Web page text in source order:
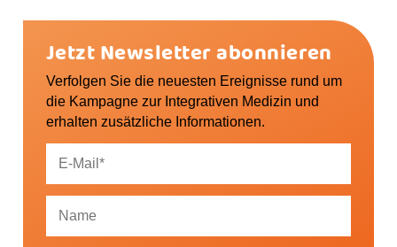
Jetzt Newsletter abonnieren
Verfolgen Sie die neuesten Ereignisse rund um
die Kampagne zur Integrativen Medizin und
erhalten zusätzliche Informationen.